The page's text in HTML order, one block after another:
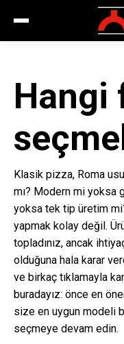
Hangi
Klasik pizza, Roma
mı? Modern mi yoksa
yoksa tek tip üretim
yapmak kolay değil.
topladınız, ancak
olduğuna hala karar
ve birkaç tıklamayla
buradayız: önce en
size en uygun modeli
seçmeye devam edin.